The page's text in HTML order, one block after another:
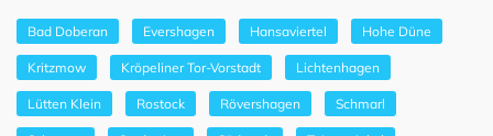
Bad Doberan Evershagen Hansaviertel Hohe Düne
Kritzmow Kröpeliner Tor-Vorstadt Lichtenhagen
Lütten Klein Rostock Rövershagen Schmarl